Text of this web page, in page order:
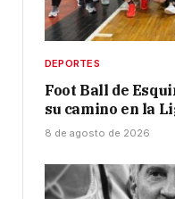
DEPORTES
Foot Ball de
su camino en la
8 de agosto de 2026